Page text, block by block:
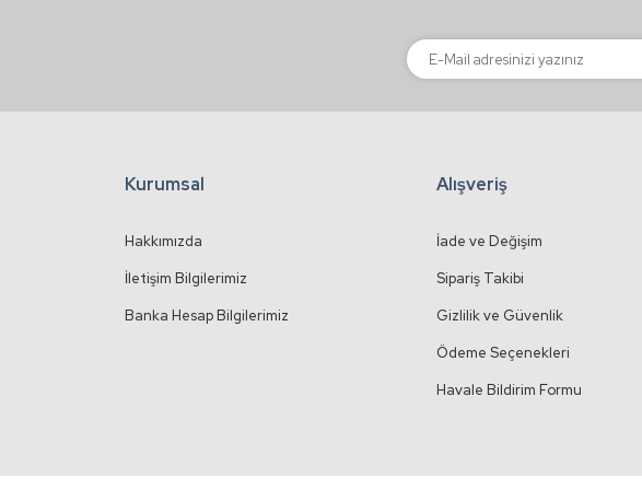
Kurumsal
Hakkımızda
İletişim Bilgilerimiz
Banka Hesap Bilgilerimiz
Alışveriş
İade ve Değişim
Sipariş Takibi
Gizlilik ve Güvenlik
Ödeme Seçenekleri
Havale Bildirim Formu